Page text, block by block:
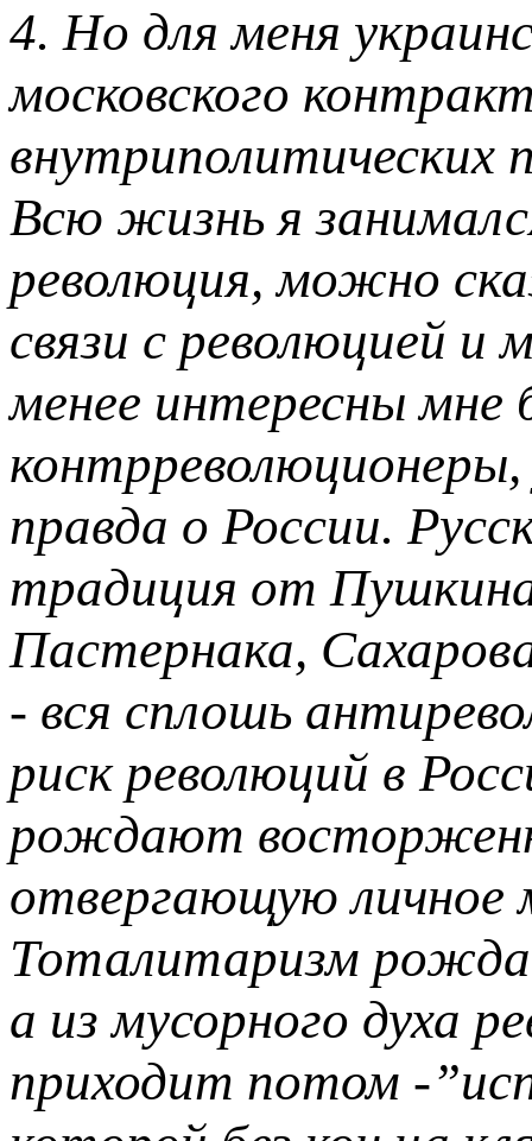
4. Но для меня
московского
внутриполитических
Всю жизнь я
революция, можно
связи с революцией и
менее интересны мне
правда о России.
традиция от
Пастернака,
- вся сплошь
риск революций в
рождают
отвергающую личное
Тоталитаризм
а из мусорного духа
приходит потом -